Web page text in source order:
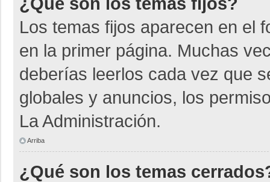
Los temas fijos aparecen en el
en la primer página. Muchas
deberías leerlos cada vez que
globales y anuncios, los
La Administración.
Arriba
¿Qué son los temas